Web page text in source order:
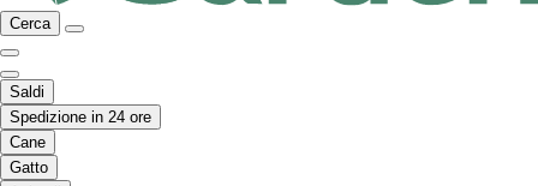
Cerca
Saldi
Spedizione in 24 ore
Cane
Gatto